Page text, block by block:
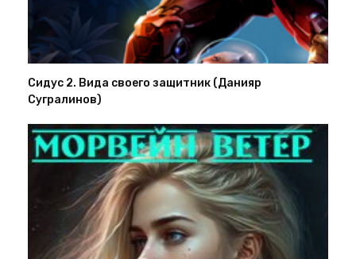
Сидус 2. Вида своего защитник (Данияр
Сугралинов)